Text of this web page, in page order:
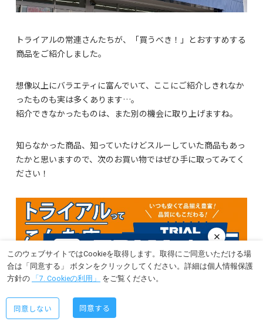
このウェブサイトではCookieを取得します。取得にご同意いただける場
合は「同意する」 ボタンをクリックしてください。詳細は個人情報保護
方針の
「7. Cookieの利用」 をご覧ください。
同意しない 同意する
トライアルの常連さんたちが、「買うべき！」とおすすめする
商品をご紹介しました。
想像以上にバラエティに富んでいて、ここにご紹介しきれなか
ったものも実は多くあります…。
紹介できなかったものは、また別の機会に取り上げますね。
知らなかった商品、知っていたけどスルーしていた商品もあっ
たかと思いますので、次のお買い物ではぜひ手に取ってみてく
ださい！
近くのお店を検索